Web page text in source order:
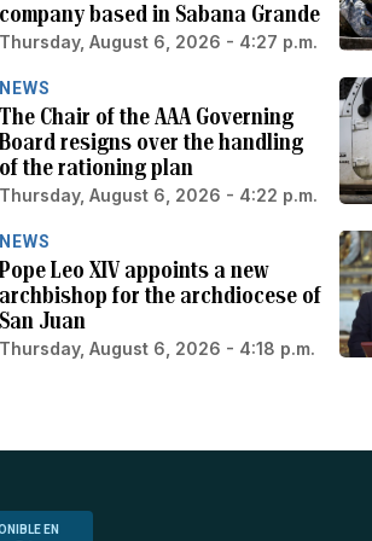
company based in Sabana Grande
Thursday, August 6, 2026 - 4:27 p.m.
NEWS
The Chair of the AAA Governing
Board resigns over the handling
of the rationing plan
Thursday, August 6, 2026 - 4:22 p.m.
NEWS
Pope Leo XIV appoints a new
archbishop for the archdiocese of
San Juan
Thursday, August 6, 2026 - 4:18 p.m.
EN